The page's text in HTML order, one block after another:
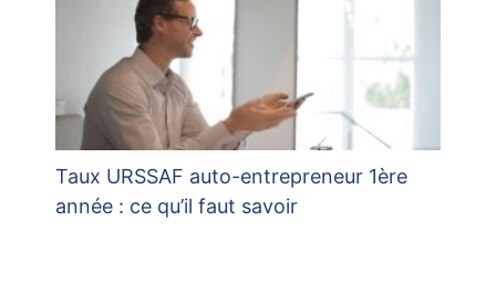
Taux URSSAF auto-entrepreneur 1ère
année : ce qu’il faut savoir